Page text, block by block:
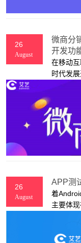
26
August
微商分
开发功
在移动
时代发
统，可
配合分
下面，
分销系
26
August
APP测
着
主要体
用上线
获取用
据多年